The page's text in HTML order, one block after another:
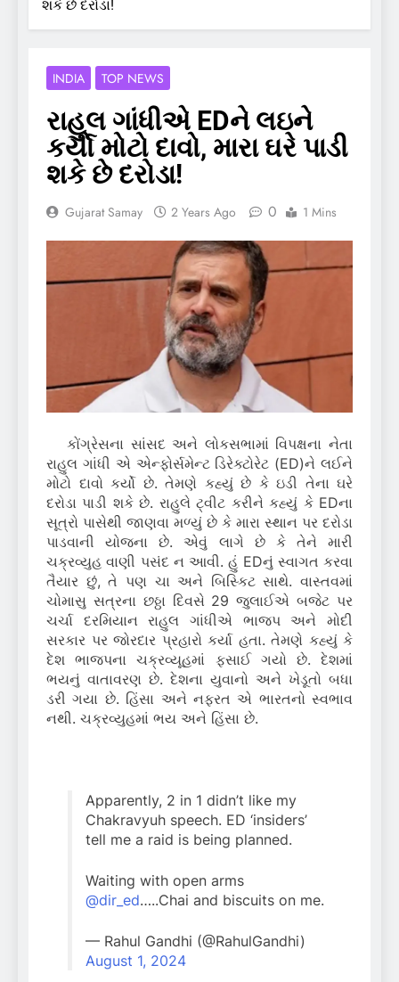
શકે છે દરોડા!
INDIA TOP NEWS
રાહુલ ગાંધીએ EDને લઇને
કર્યો મોટો દાવો, મારા ઘરે પાડી
શકે છે દરોડા!
Gujarat Samay 2 Years Ago 0 1 Mins
કોંગ્રેસના સાંસદ અને લોકસભામાં વિપક્ષના નેતા
રાહુલ ગાંધી એ એન્ફોર્સમેન્ટ ડિરેક્ટોરેટ (ED)ને લઈને
મોટો દાવો કર્યો છે. તેમણે કહ્યું છે કે ઇડી તેના ઘરે
દરોડા પાડી શકે છે. રાહુલે ટ્વીટ કરીને કહ્યું કે EDના
સૂત્રો પાસેથી જાણવા મળ્યું છે કે મારા સ્થાન પર દરોડા
પાડવાની યોજના છે.
એવું લાગે છે કે તેને મારી
ચક્રવ્યુહ વાણી પસંદ ન આવી. હું EDનું સ્વાગત કરવા
તૈયાર છું, તે પણ ચા અને બિસ્કિટ સાથે. વાસ્તવમાં
ચોમાસુ સત્રના છઠ્ઠા દિવસે 29 જુલાઈએ બજેટ પર
ચર્ચા દરમિયાન રાહુલ ગાંધીએ ભાજપ અને મોદી
સરકાર પર જોરદાર પ્રહારો કર્યા હતા. તેમણે કહ્યું કે
દેશ ભાજપના ચક્રવ્યૂહમાં ફસાઈ ગયો છે.
દેશમાં
ભયનું વાતાવરણ છે. દેશના યુવાનો અને ખેડૂતો બધા
ડરી ગયા છે. હિંસા અને નફરત એ ભારતનો સ્વભાવ
નથી. ચક્રવ્યુહમાં ભય અને હિંસા છે.
Apparently, 2 in 1 didn’t like my
Chakravyuh speech. ED ‘insiders’
tell me a raid is being planned.
Waiting with open arms
@dir_ed…..Chai and biscuits on me.
— Rahul Gandhi (@RahulGandhi)
August 1, 2024